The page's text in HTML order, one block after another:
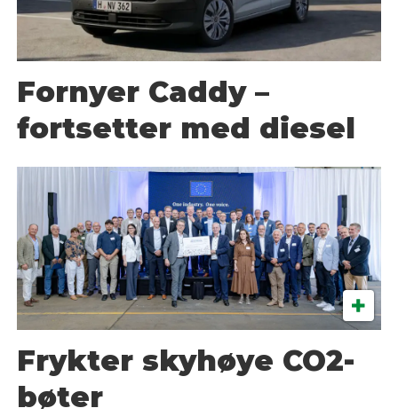
Fornyer Caddy –
fortsetter med diesel
Frykter skyhøye CO2-
bøter